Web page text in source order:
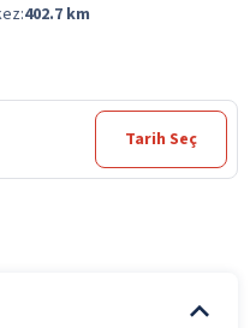
402.7 km
Tarih Seç